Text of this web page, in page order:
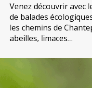
Venez découvrir avec
de balades
les chemins de
abeilles, limaces…